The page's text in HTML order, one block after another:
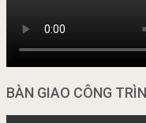
BÀN GIAO CÔNG